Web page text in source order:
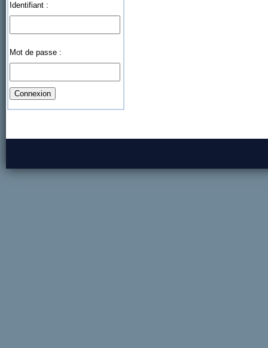
Identifiant :
Mot de passe :